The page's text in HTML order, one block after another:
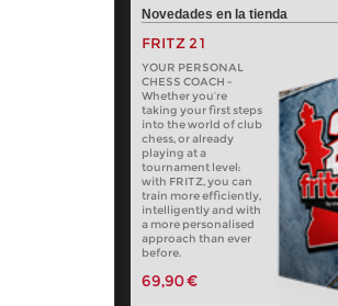
Novedades en la tienda
FRITZ 21
YOUR PERSONAL
CHESS COACH -
Whether you’re
taking your first steps
into the world of club
chess, or already
playing at a
tournament level:
with FRITZ, you can
train more efficiently,
intelligently and with
a more personalised
approach than ever
before.
69,90 €